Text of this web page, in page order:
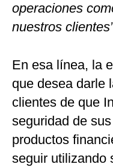
operaciones
nuestros
En esa línea, la
que desea darle
clientes de que
seguridad de
productos
seguir utilizando